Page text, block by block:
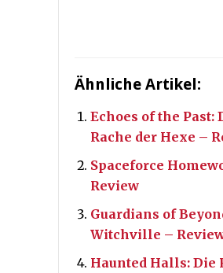
Ähnliche Artikel:
Echoes of the Past:
Rache der Hexe –
Spaceforce
Review
Guardians of
Witchville –
Haunted Halls: Die